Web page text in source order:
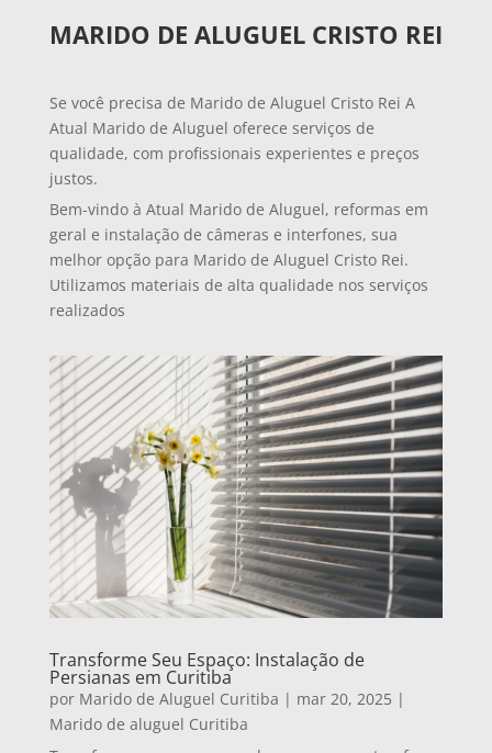
MARIDO DE ALUGUEL CRISTO REI
Se você precisa de Marido de Aluguel Cristo Rei A
Atual Marido de Aluguel oferece serviços de
qualidade, com profissionais experientes e preços
justos.
Bem-vindo à Atual Marido de Aluguel, reformas em
geral e instalação de câmeras e interfones, sua
melhor opção para Marido de Aluguel Cristo Rei.
Utilizamos materiais de alta qualidade nos serviços
realizados
Transforme Seu Espaço: Instalação de
Persianas em Curitiba
por Marido de Aluguel Curitiba | mar 20, 2025 |
Marido de aluguel Curitiba